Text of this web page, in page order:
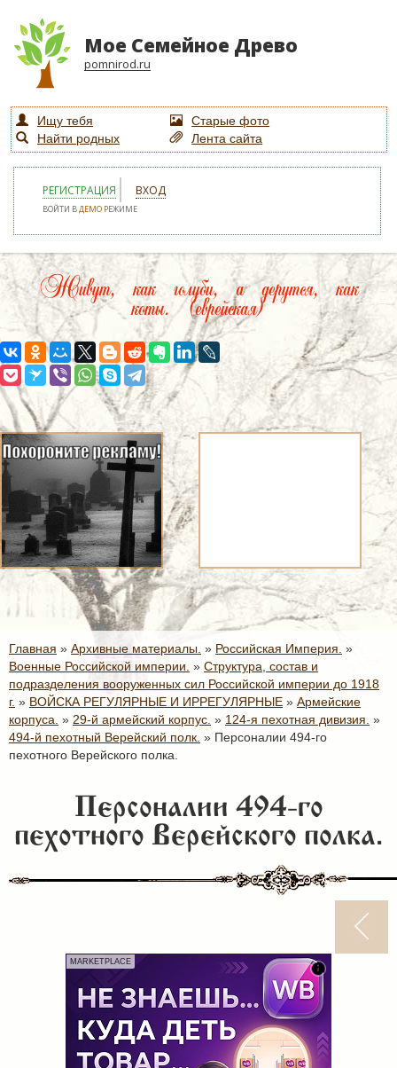
Мое Семейное Древо
pomnirod.ru
Ищу тебя
Старые фото
Найти родных
Лента сайта
РЕГИСТРАЦИЯ ВХОД
ВОЙТИ ВДЕМО РЕЖИМЕ
Живут, как голуби, а дерутся, как
коты. (еврейская)
Главная » Архивные материалы. » Российская Империя. »
Военные Российской империи. » Структура, состав и
подразделения вооруженных сил Российской империи до 1918
г. » ВОЙСКА РЕГУЛЯРНЫЕ И ИРРЕГУЛЯРНЫЕ » Армейские
корпуса. » 29-й армейский корпус. » 124-я пехотная дивизия. »
494-й пехотный Верейский полк. » Персоналии 494-го
пехотного Верейского полка.
Персоналии 494-го
пехотного Верейского полка.
MARKETPLACE